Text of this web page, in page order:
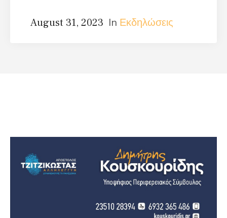
August 31, 2023 In Εκδηλώσεις